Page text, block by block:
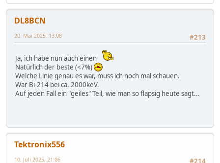
DL8BCN
#213
20. Mai 2025, 13:08
Ja, ich habe nun auch einen
Natürlich der beste (<7%)
Welche Linie genau es war, muss ich noch mal schauen.
War Bi-214 bei ca. 2000keV.
Auf jeden Fall ein "geiles" Teil, wie man so flapsig heute sagt...
Tektronix556
#214
10. Juli 2025, 21:06